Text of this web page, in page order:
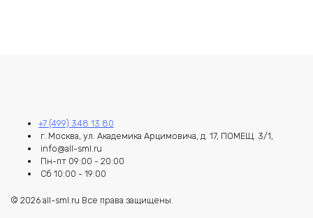
+7 (499) 348 13 80
г. Москва, ул. Академика Арцимовича, д. 17, ПОМЕЩ. 3/1,
info@all-sml.ru
Пн-пт 09:00 - 20:00
Сб 10:00 - 19:00
© 2026 all-sml.ru Все права защищены.